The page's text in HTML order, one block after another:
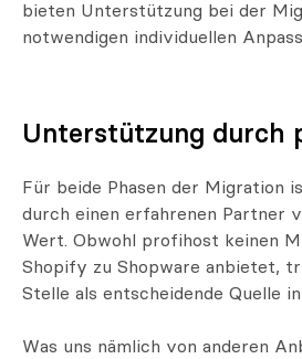
bieten Unterstützung bei der
notwendigen individuellen
Unterstützung durch
Für beide Phasen der Migration
durch einen erfahrenen Partner
Wert. Obwohl profihost keinen
Shopify zu Shopware anbietet,
Stelle als entscheidende Quelle
Was uns nämlich von anderen